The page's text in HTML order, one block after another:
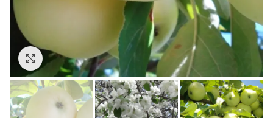
Увеличить